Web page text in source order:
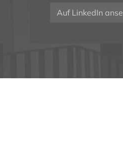
Auf LinkedIn